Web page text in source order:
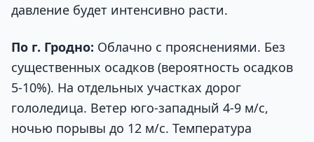
давление будет интенсивно расти.
По г. Гродно: Облачно с прояснениями. Без
существенных осадков (вероятность осадков
5-10%). На отдельных участках дорог
гололедица. Ветер юго-западный 4-9 м/с,
ночью порывы до 12 м/с. Температура